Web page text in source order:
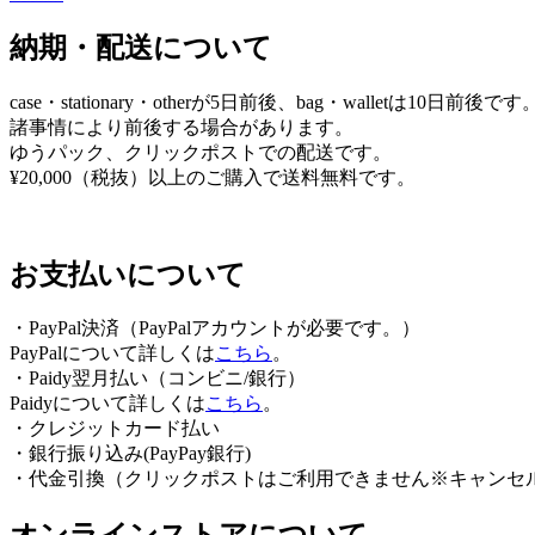
ー
シ
ョ
ン
納期・配送について
case・stationary・otherが5日前後、bag・walletは10日前後です。
諸事情により前後する場合があります。
ゆうパック、クリックポストでの配送です。
¥20,000（税抜）以上のご購入で送料無料です。
お支払いについて
・PayPal決済（PayPalアカウントが必要です。）
PayPalについて詳しくはこちら。
・Paidy翌⽉払い（コンビニ/銀⾏）
Paidyについて詳しくはこちら。
・クレジットカード払い
・銀行振り込み(PayPay銀行)
・代金引換（クリックポストはご利用できません※キャンセ